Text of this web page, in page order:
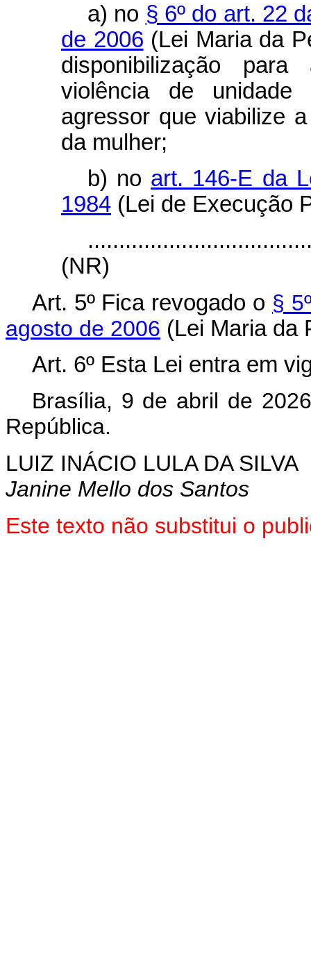
a) no § 6º do art. 22
de 2006 (Lei Maria da
disponibilização
violência de unidade
agressor que viabilize
da mulher;
b) no art. 146-E da
1984 (Lei de Execução
(NR)
Art. 5º Fica revogado o §
agosto de 2006 (Lei Maria da
Art. 6º Esta Lei entra em
Brasília, 9 de abril de
República.
LUIZ INÁCIO LULA DA SILVA
Janine Mello dos Santos
Este texto não substitui o